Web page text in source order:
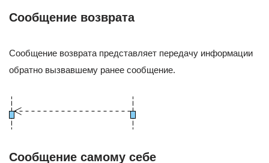
Сообщение возврата
Сообщение возврата представляет передачу информации
обратно вызвавшему ранее сообщение.
Сообщение самому себе